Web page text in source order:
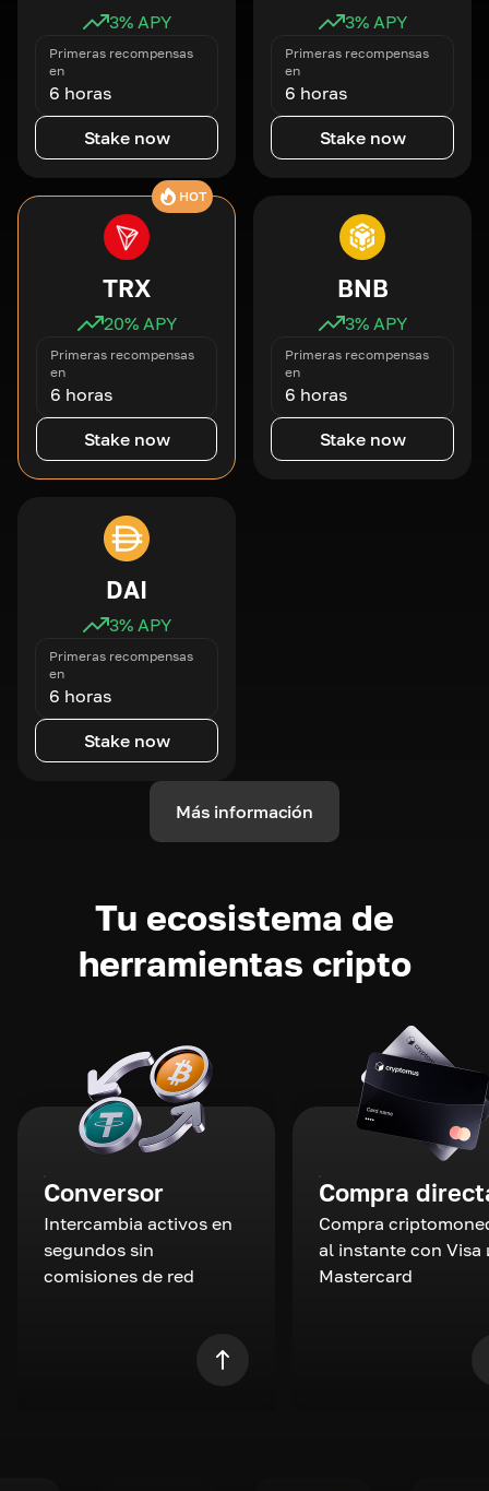
3% APY
Primeras recompensas
en
6 horas
Stake now
3% APY
Primeras recompensas
en
6 horas
Stake now
HOT
TRX
20% APY
Primeras recompensas
en
6 horas
Stake now
BNB
3% APY
Primeras recompensas
en
6 horas
Stake now
DAI
3% APY
Primeras recompensas
en
6 horas
Stake now
Más información
Tu ecosistema de
herramientas cripto
Conversor
Intercambia activos en
segundos sin
comisiones de red
Compra
Compra
al instante con Visa
Mastercard